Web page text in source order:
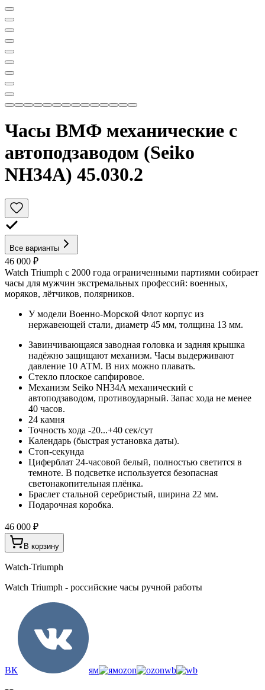
Часы ВМФ механические с
автоподзаводом (Seiko
NH34A) 45.030.2
Все варианты
46 000 ₽
Watch Triumph с 2000 года ограниченными партиями собирает
часы для мужчин экстремальных профессий: военных,
моряков, лётчиков, полярников.
У модели Военно-Морской Флот корпус из
нержавеющей стали, диаметр 45 мм, толщина 13 мм.
Завинчивающаяся заводная головка и задняя крышка
надёжно защищают механизм. Часы выдерживают
давление 10 АТМ. В них можно плавать.
Стекло плоское сапфировое.
Механизм Seiko NH34A механический с
автоподзаводом, противоударный. Запас хода не менее
40 часов.
24 камня
Точность хода -20...+40 сек/сут
Календарь (быстрая установка даты).
Стоп-секунда
Циферблат 24-часовой белый, полностью светится в
темноте. В подсветке используется безопасная
светонакопительная плёнка.
Браслет стальной серебристый, ширина 22 мм.
Подарочная коробка.
46 000 ₽
В корзину
Watch-Triumph
Watch Triumph - российские часы ручной работы
ВК ям ozon wb